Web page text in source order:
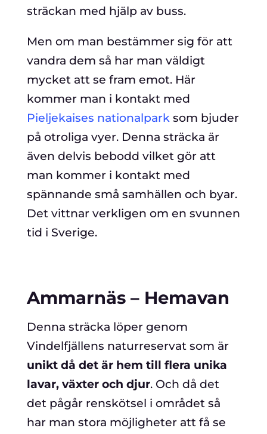
sträckan med hjälp av buss.
Men om man bestämmer sig för att
vandra dem så har man väldigt
mycket att se fram emot. Här
kommer man i kontakt med
Pieljekaises nationalparksom bjuder
på otroliga vyer. Denna sträcka är
även delvis bebodd vilket gör att
man kommer i kontakt med
spännande små samhällen och byar.
Det vittnar verkligen om en svunnen
tid i Sverige.
Ammarnäs – Hemavan
Denna sträcka löper genom
Vindelfjällens naturreservat som är
unikt då det är hem till flera unika
lavar, växter och djur. Och då det
det pågår renskötsel i området så
har man stora möjligheter att få se